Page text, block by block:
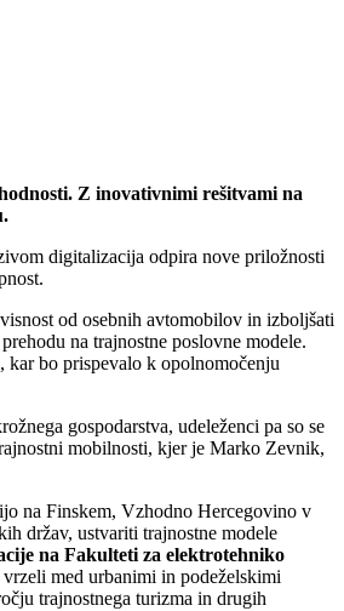
Z inovativnimi rešitvami na
digitalizacija odpira nove priložnosti
od osebnih avtomobilov in izboljšati
na trajnostne poslovne modele.
bo prispevalo k opolnomočenju
gospodarstva, udeleženci pa so se
mobilnosti, kjer je Marko Zevnik,
na Finskem, Vzhodno Hercegovino v
držav, ustvariti trajnostne modele
na Fakulteti za elektrotehniko
med urbanimi in podeželskimi
trajnostnega turizma in drugih